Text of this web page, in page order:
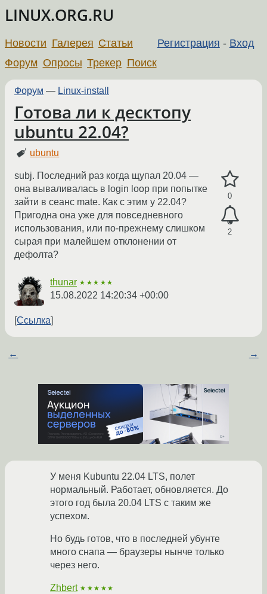
LINUX.ORG.RU
Регистрация - Вход
Новости Галерея Статьи
Форум Опросы Трекер Поиск
Форум — Linux-install
Готова ли к десктопу
ubuntu 22.04?
ubuntu
0
2
subj. Последний раз когда щупал 20.04 —
она вываливалась в login loop при попытке
зайти в сеанс mate. Как с этим у 22.04?
Пригодна она уже для повседневного
использования, или по-прежнему слишком
сырая при малейшем отклонении от
дефолта?
thunar ★★★★★
15.08.2022 14:20:34 +00:00
Ссылка
← →
У меня Kubuntu 22.04 LTS, полет
нормальный. Работает, обновляется. До
этого год была 20.04 LTS с таким же
успехом.
Но будь готов, что в последней убунте
много снапа — браузеры нынче только
через него.
Zhbert ★★★★★